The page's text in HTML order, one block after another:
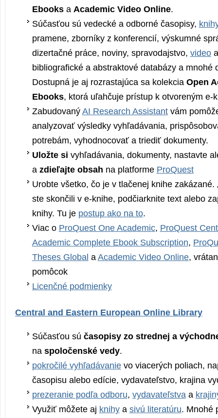
Ebooksa Academic Video Online.
Súčasťou sú vedecké a odborné časopisy,
pramene, zborníky z konferencií, výskumné
dizertačné práce, noviny, spravodajstvo, videoa
bibliografické a abstraktové databázy a mnohé
Dostupná je aj rozrastajúca sa kolekcia Open
Ebooks, ktorá uľahčuje prístup k otvoreným e-
Zabudovaný AI Research Assistantvám
analyzovať výsledky vyhľadávania,
potrebám, vyhodnocovať a triediť dokumenty.
Uložte si vyhľadávania, dokumenty, nastavte
a zdieľajte obsah na platforme ProQuest
Urobte všetko, čo je v tlačenej knihe zakázané.
ste skončili v e-knihe, podčiarknite text alebo
knihy. Tu je postup ako na to.
Viac o ProQuest One Academic, ProQuest
Academic Complete Ebook Subscription,
Theses Global a Academic Video Online,
pomôcok
Licenčné podmienky
Central and Eastern European Online Library
Súčasťou sú časopisy zo strednej a
na spoločenské vedy.
pokročilé vyhľadávanievo viacerých poliach,
časopisu alebo edície, vydavateľstvo, krajina
prezeranie podľa odboru, vydavateľstva a
Využiť môžete aj knihya sivú literatúru. Mnohé